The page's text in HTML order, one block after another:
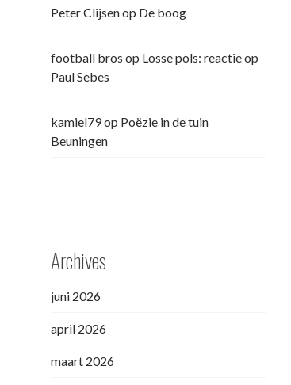
Peter Clijsenop De boog
football bros op Losse pols: reactie op
Paul Sebes
kamiel79op Poëzie in de tuin
Beuningen
Archives
juni 2026
april 2026
maart 2026